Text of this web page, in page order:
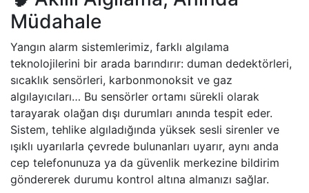
Müdahale
Yangın alarm sistemlerimiz, farklı algılama
teknolojilerini bir arada barındırır: duman dedektörleri,
sıcaklık sensörleri, karbonmonoksit ve gaz
algılayıcıları… Bu sensörler ortamı sürekli olarak
tarayarak olağan dışı durumları anında tespit eder.
Sistem, tehlike algıladığında yüksek sesli sirenler ve
ışıklı uyarılarla çevrede bulunanları uyarır, aynı anda
cep telefonunuza ya da güvenlik merkezine bildirim
göndererek durumu kontrol altına almanızı sağlar.